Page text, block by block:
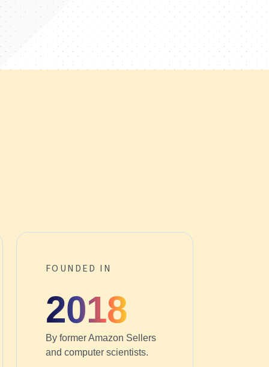
Amazon Werbung und
Amazon Konferenzen und
FOUNDED IN
2018
By former Amazon Sellers
and computer scientists.